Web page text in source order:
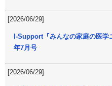
[2026/06/29]
I-Support『みんなの家庭の医
年7月号
[2026/06/29]